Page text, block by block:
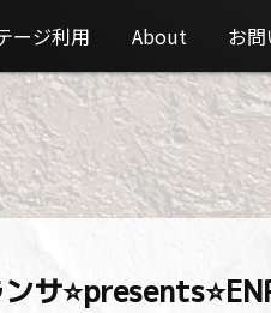
ージ利用 About お
サ